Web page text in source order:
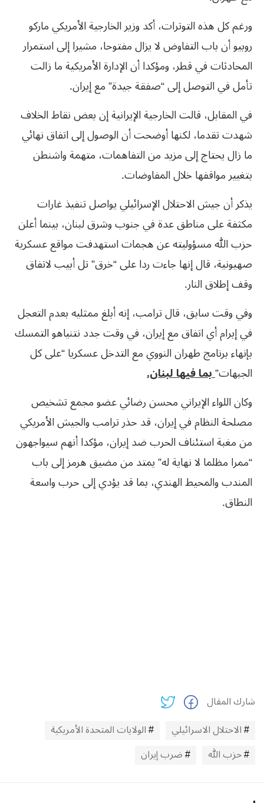
ورغم كل هذه التوترات، أكد وزير الخارجية الأمريكي ماركو
روبيو أن باب التفاوض لا يزال مفتوحا، مشيرا إلى استمرار
المحادثات في قطر، ومؤكدا أن الإدارة الأمريكية ما زالت
تأمل في التوصل إلى “صفقة جيدة” مع إيران.
في المقابل، قالت الخارجية الإيرانية إن بعض نقاط الخلاف
شهدت تقدما، لكنها أوضحت أن الوصول إلى اتفاق نهائي
ما زال يحتاج إلى مزيد من التفاهمات، متهمة واشنطن
بتغيير مواقفها خلال المفاوضات.
يذكر أن جيش الاحتلال الإسرائيلي يواصل تنفيذ غارات
مكثفة على مناطق عدة في جنوب وشرق لبنان، بينما أعلن
حزب الله مسؤوليته عن هجمات استهدفت مواقع عسكرية
صهيونية، قال إنها جاءت ردا على “خرق” تل أبيب لاتفاق
وقف إطلاق النار.
وفي وقت سابق، قال ترامب، إنه أبلغ ممثليه بعدم التعجل
في إبرام أي اتفاق مع إيران، في وقت جدد نتنياهو التمسك
بإنهاء برنامج طهران النووي مع التدخل عسكريا “على كل
الجبهات”بما فيها لبنان.
وكان اللواء الإيراني محسن رضائي عضو مجمع تشخيص
مصلحة النظام في إيران، قد حذر ترامب والجيش الأمريكي
من مغبة استئناف الحرب ضد إيران، مؤكدا أنهم سيواجهون
“ممرا مظلما لا نهاية له” يمتد من مضيق هرمز إلى باب
المندب والمحيط الهندي، بما قد يؤدي إلى حرب واسعة
النطاق.
شارك المقال
الاحتلال الاسرائيلي
الولايات المتحدة الأمريكية
حزب الله
ضرب إيران